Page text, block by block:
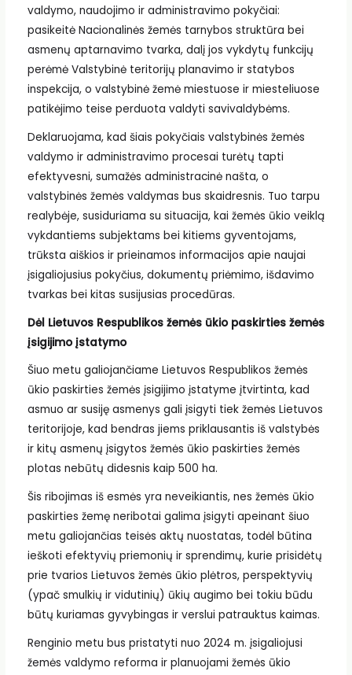
valdymo, naudojimo ir administravimo pokyčiai:
pasikeitė Nacionalinės žemės tarnybos struktūra bei
asmenų aptarnavimo tvarka, dalį jos vykdytų funkcijų
perėmė Valstybinė teritorijų planavimo ir statybos
inspekcija, o valstybinė žemė miestuose ir miesteliuose
patikėjimo teise perduota valdyti savivaldybėms.
Deklaruojama, kad šiais pokyčiais valstybinės žemės
valdymo ir administravimo procesai turėtų tapti
efektyvesni, sumažės administracinė našta, o
valstybinės žemės valdymas bus skaidresnis. Tuo tarpu
realybėje, susiduriama su situacija, kai žemės ūkio veiklą
vykdantiems subjektams bei kitiems gyventojams,
trūksta aiškios ir prieinamos informacijos apie naujai
įsigaliojusius pokyčius, dokumentų priėmimo, išdavimo
tvarkas bei kitas susijusias procedūras.
Dėl Lietuvos Respublikos žemės ūkio paskirties žemės
įsigijimo įstatymo
Šiuo metu galiojančiame Lietuvos Respublikos žemės
ūkio paskirties žemės įsigijimo įstatyme įtvirtinta, kad
asmuo ar susiję asmenys gali įsigyti tiek žemės Lietuvos
teritorijoje, kad bendras jiems priklausantis iš valstybės
ir kitų asmenų įsigytos žemės ūkio paskirties žemės
plotas nebūtų didesnis kaip 500 ha.
Šis ribojimas iš esmės yra neveikiantis, nes žemės ūkio
paskirties žemę neribotai galima įsigyti apeinant šiuo
metu galiojančias teisės aktų nuostatas, todėl būtina
ieškoti efektyvių priemonių ir sprendimų, kurie prisidėtų
prie tvarios Lietuvos žemės ūkio plėtros, perspektyvių
(ypač smulkių ir vidutinių) ūkių augimo bei tokiu būdu
būtų kuriamas gyvybingas ir verslui patrauktus kaimas.
Renginio metu bus pristatyti nuo 2024 m. įsigaliojusi
žemės valdymo reforma ir planuojami žemės ūkio